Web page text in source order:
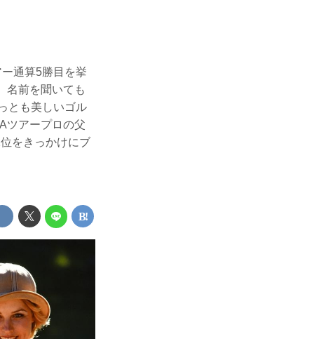
通算5勝目を挙
名前を聞いても
とも美しいゴル
ツアープロの父
をきっかけにブ